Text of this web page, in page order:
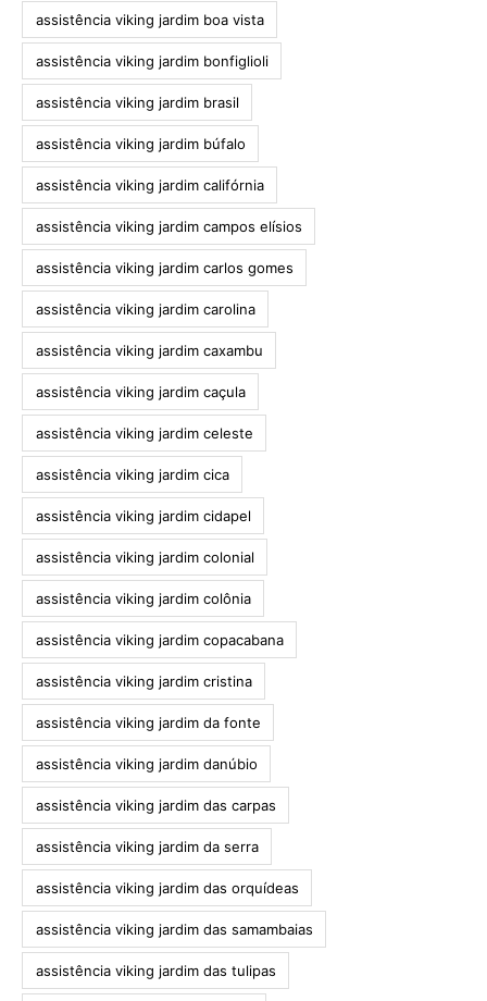
assistência viking jardim boa vista
assistência viking jardim bonfiglioli
assistência viking jardim brasil
assistência viking jardim búfalo
assistência viking jardim califórnia
assistência viking jardim campos elísios
assistência viking jardim carlos gomes
assistência viking jardim carolina
assistência viking jardim caxambu
assistência viking jardim caçula
assistência viking jardim celeste
assistência viking jardim cica
assistência viking jardim cidapel
assistência viking jardim colonial
assistência viking jardim colônia
assistência viking jardim copacabana
assistência viking jardim cristina
assistência viking jardim da fonte
assistência viking jardim danúbio
assistência viking jardim das carpas
assistência viking jardim da serra
assistência viking jardim das orquídeas
assistência viking jardim das samambaias
assistência viking jardim das tulipas